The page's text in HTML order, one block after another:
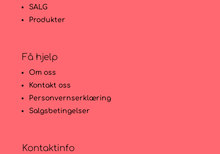
SALG
Produkter
Få hjelp
Om oss
Kontakt oss
Personvernserklæring
Salgsbetingelser
Kontaktinfo